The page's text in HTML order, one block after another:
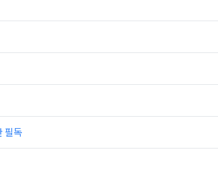
필독